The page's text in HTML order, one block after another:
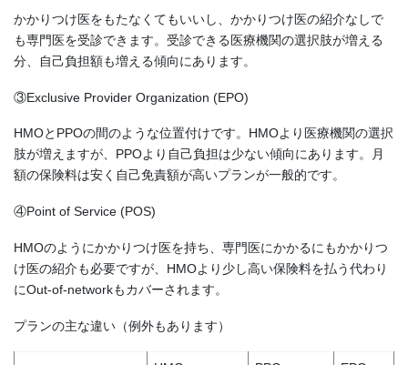
かかりつけ医をもたなくてもいいし、かかりつけ医の紹介なしで
も専門医を受診できます。受診できる医療機関の選択肢が増える
分、自己負担額も増える傾向にあります。
③Exclusive Provider Organization (EPO)
HMOとPPOの間のような位置付けです。HMOより医療機関の選択
肢が増えますが、PPOより自己負担は少ない傾向にあります。月
額の保険料は安く自己免責額が高いプランが一般的です。
④Point of Service (POS)
HMOのようにかかりつけ医を持ち、専門医にかかるにもかかりつ
け医の紹介も必要ですが、HMOより少し高い保険料を払う代わり
にOut-of-networkもカバーされます。
プランの主な違い（例外もあります）